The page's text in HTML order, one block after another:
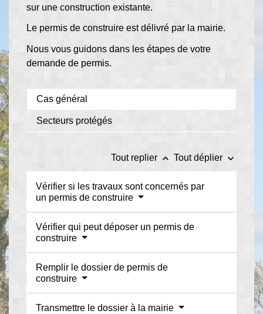
sur une construction existante.
Le permis de construire est délivré par la mairie.
Nous vous guidons dans les étapes de votre
demande de permis.
Cas général
Secteurs protégés
Tout replier keyboard_arrow_up Tout déplier keyboard_arrow_down
Vérifier si les travaux sont concernés par
un permis de construire
Vérifier qui peut déposer un permis de
construire
Remplir le dossier de permis de
construire
Transmettre le dossier à la mairie